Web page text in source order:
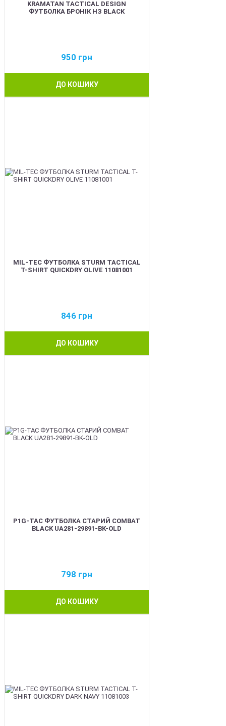
KRAMATAN TACTICAL DESIGN
ФУТБОЛКА БРОНІК НЗ BLACK
950 грн
ДО КОШИКУ
MIL-TEC ФУТБОЛКА STURM TACTICAL
T-SHIRT QUICKDRY OLIVE 11081001
846 грн
ДО КОШИКУ
P1G-TAC ФУТБОЛКА СТАРИЙ COMBAT
BLACK UA281-29891-BK-OLD
798 грн
ДО КОШИКУ